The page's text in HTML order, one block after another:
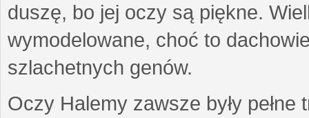
duszę, bo jej oczy są piękne.
wymodelowane, choć to
szlachetnych genów.
Oczy Halemy zawsze były